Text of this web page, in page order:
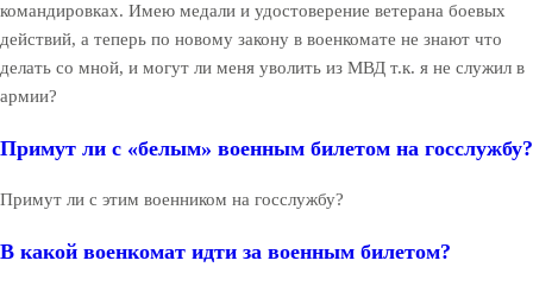
командировках. Имею медали и удостоверение ветерана боевых
действий, а теперь по новому закону в военкомате не знают что
делать со мной, и могут ли меня уволить из МВД т.к. я не служил в
армии?
Примут ли с «белым» военным билетом на госслужбу?
Примут ли с этим военником на госслужбу?
В какой военкомат идти за военным билетом?